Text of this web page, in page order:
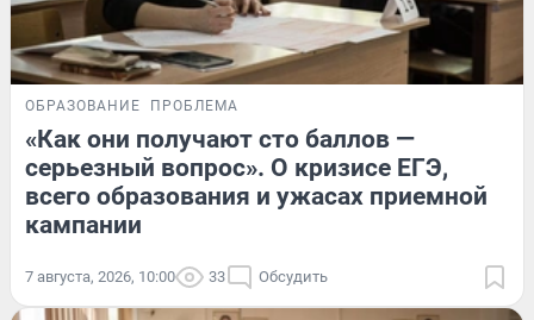
ОБРАЗОВАНИЕ ПРОБЛЕМА
«Как они получают сто баллов —
серьезный вопрос». О кризисе ЕГЭ,
всего образования и ужасах приемной
кампании
7 августа, 2026, 10:00 33 Обсудить